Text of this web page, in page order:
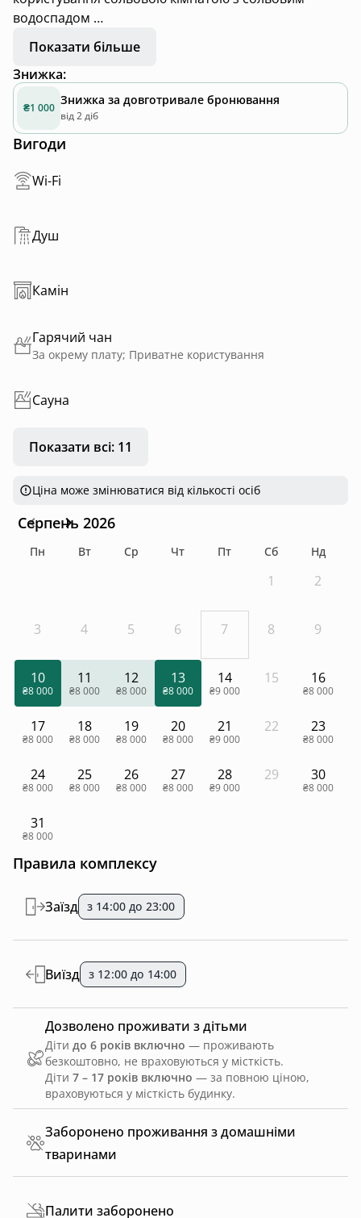
водоспадом
Дитячий майданчик/ батут
На території є чан/баня на дровах, ресторан
Показати більше
Знижка:
₴1 000
Знижка за довготривале бронювання
від 2 діб
Вигоди
Wi-Fi
Душ
Камін
Гарячий чан
За окрему плату; Приватне користування
Сауна
Показати всі: 11
Ціна може змінюватися від кількості осіб
Серпень 2026
Пн Вт Ср Чт Пт Сб Нд
1 2
3 4 5 6 7 8 9
10
₴8 000
11
₴8 000
12
₴8 000
13
₴8 000
14
₴9 000
15 16
₴8 000
17
₴8 000
18
₴8 000
19
₴8 000
20
₴8 000
21
₴9 000
22 23
₴8 000
24
₴8 000
25
₴8 000
26
₴8 000
27
₴8 000
28
₴9 000
29 30
₴8 000
31
₴8 000
Правила комплексу
Заборонено проживання з домашніми
тваринами
Заїзд з 14:00 до 23:00
Виїзд з 12:00 до 14:00
Дозволено проживати з дітьми
Діти до 6 років включно — проживають
безкоштовно, не враховуються у місткість.
Діти 7 – 17 років включно — за повною ціною,
враховуються у місткість будинку.
Палити заборонено